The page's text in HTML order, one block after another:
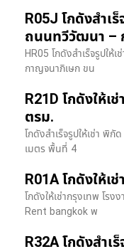
R05J โกดังสำเ
ถนนทวีวัฒนา –
HR05 โกดังสำเร็จรูป
กาญจนาภิเษก ขน
R21D โกดังให้เ
ตรม.
โกดังสำเร็จรูปให้เช่า พิ
เมตร พื้นที่ 4
R01A โกดังให้เ
โกดังให้เช่ากรุงเทพ โรง
Rent bangkok พ
R32A โกดังสำเ